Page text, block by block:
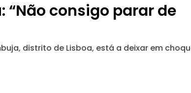
consigo parar de
distrito de Lisboa, está a deixar em